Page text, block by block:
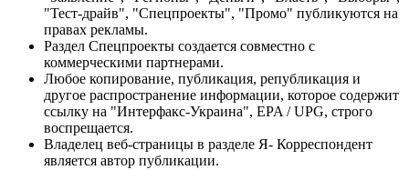
"Тест-драйв", "Спецпроекты", "Промо" публикуются на
правах рекламы.
Раздел Спецпроекты создается совместно с
коммерческими партнерами.
Любое копирование, публикация, републикация и
другое распространение информации, которое содержит
ссылку на "Интерфакс-Украина", EPA / UPG, строго
воспрещается.
Владелец веб-страницы в разделе Я- Корреспондент
является автор публикации.